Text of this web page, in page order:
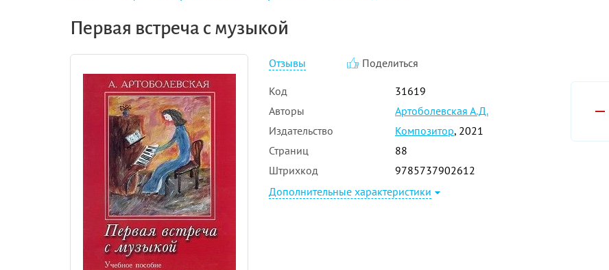
Первая встреча с музыкой
Отзывы Поделиться
Код
31619
Авторы
Артоболевская А.Д.
Издательство
Композитор, 2021
Страниц
88
Штрихкод
9785737902612
Дополнительные характеристики